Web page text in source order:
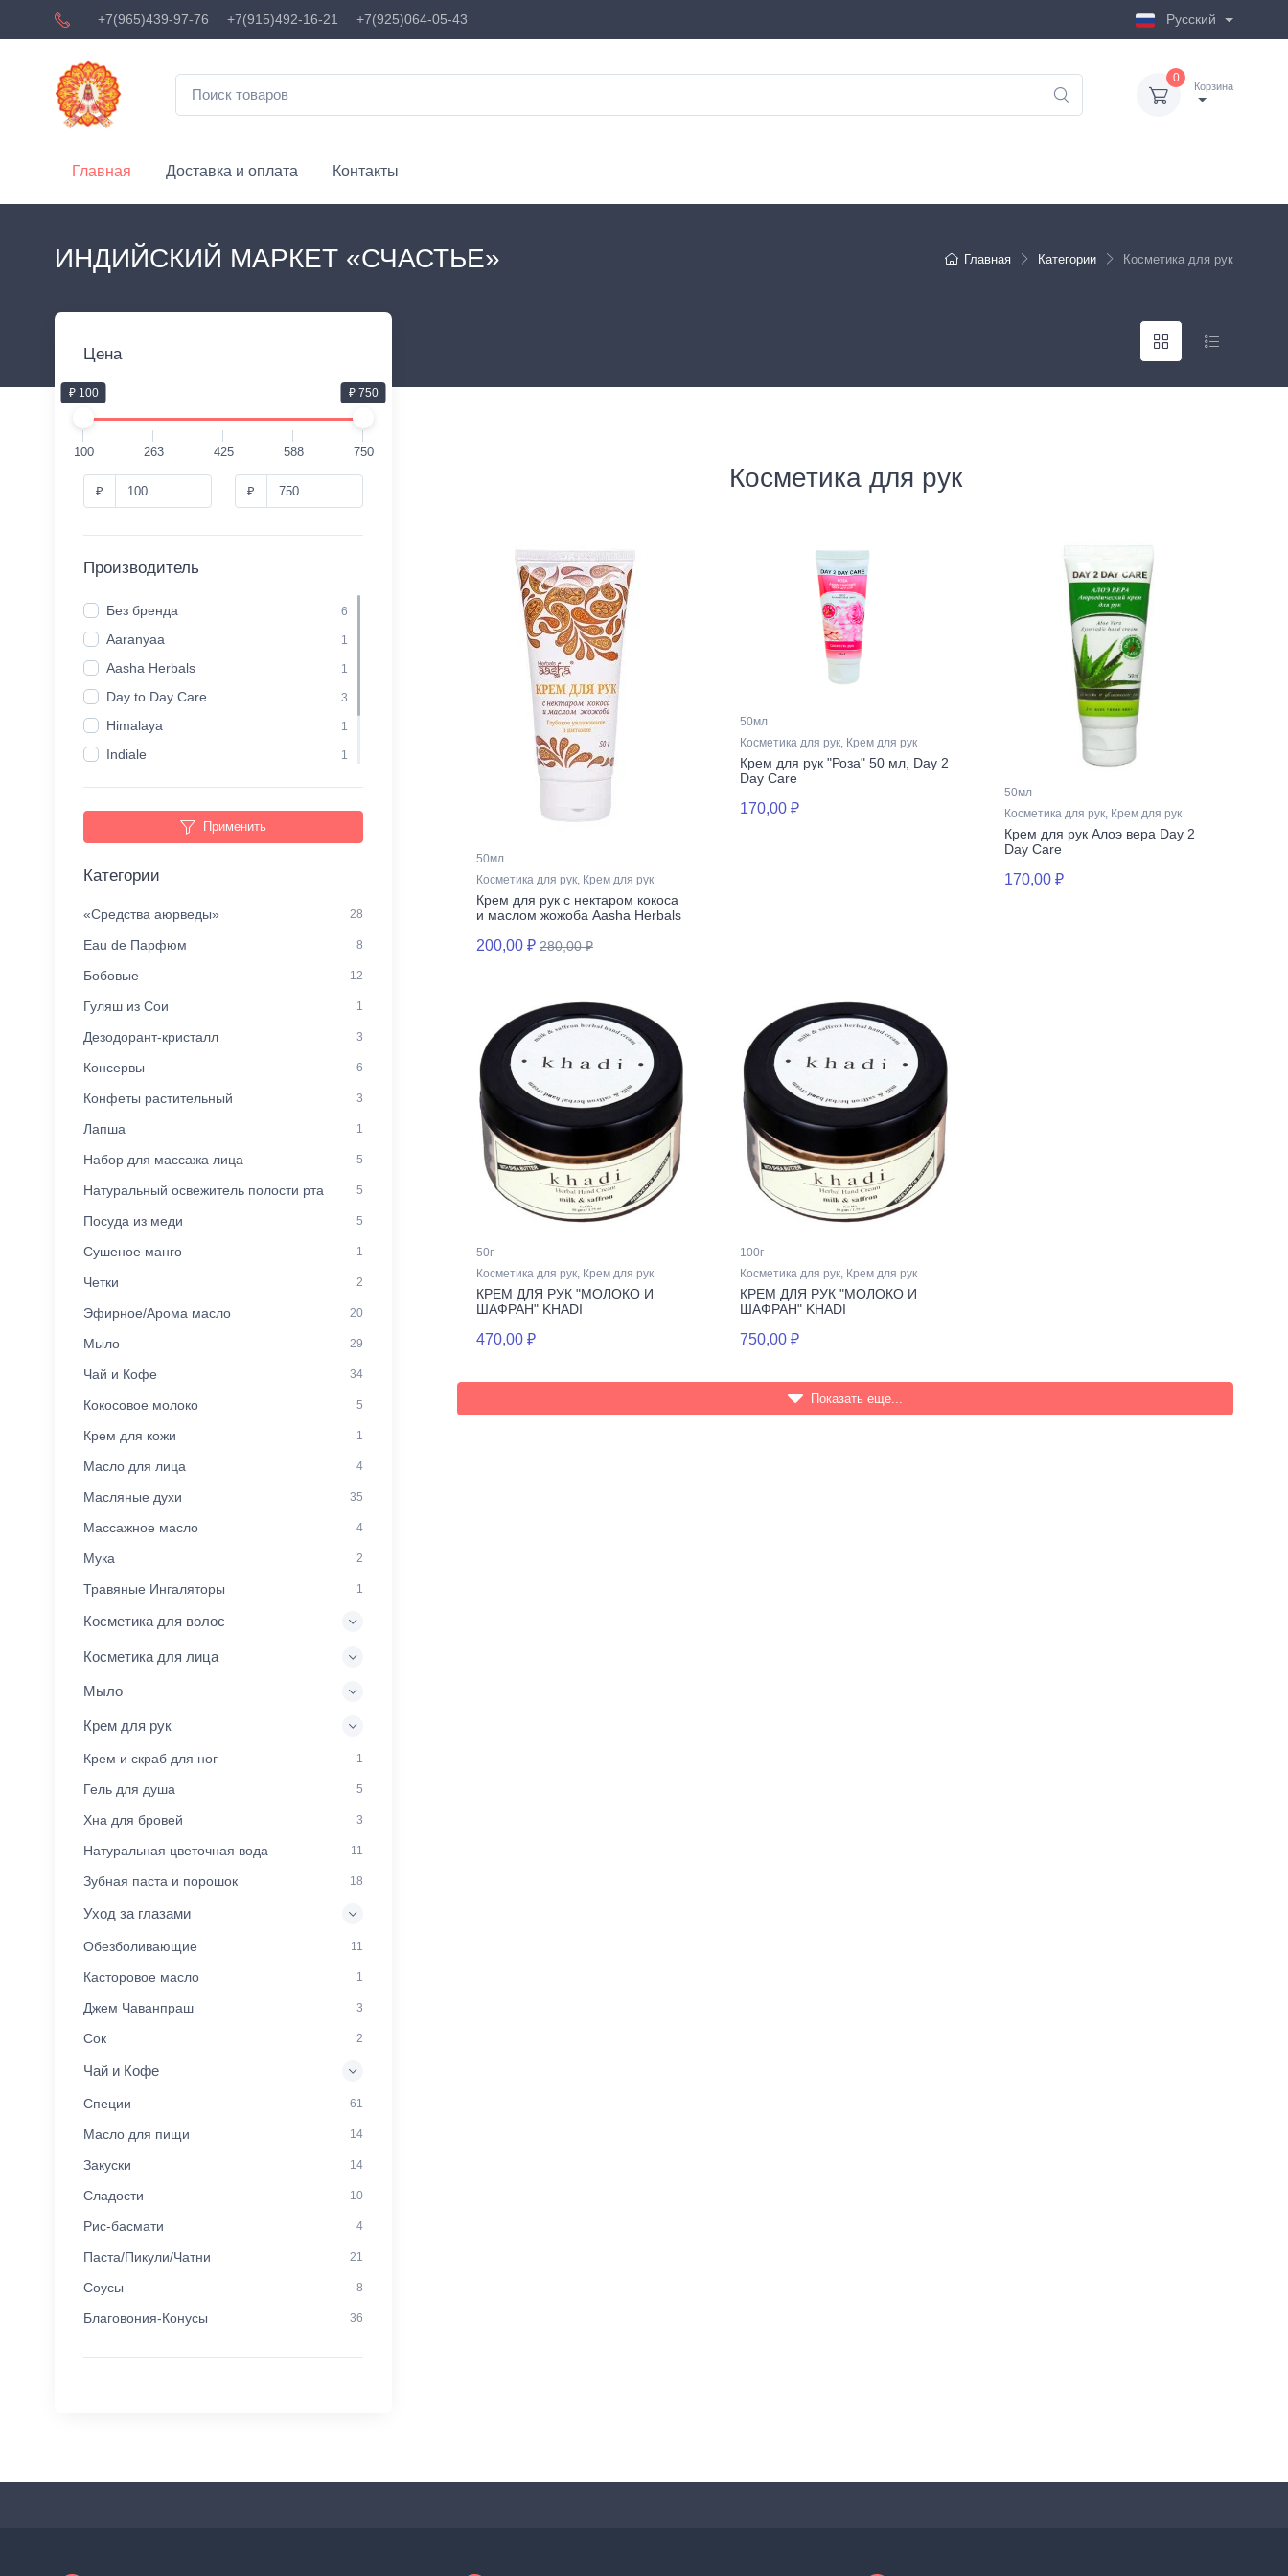
+7(965)439-97-76 +7(915)492-16-21 +7(925)064-05-43 Русский
0
Корзина
Главная Доставка и оплата Контакты
Главная Категории Косметика для рук
ИНДИЙСКИЙ МАРКЕТ «СЧАСТЬЕ»
Цена
₽ 100 ₽ 750
100 263 425 588 750
₽ ₽
Производитель
Без бренда 6
Aaranyaa 1
Aasha Herbals 1
Day to Day Care 3
Himalaya 1
Indiale 1
Vasu 1
Применить
Категории
«Средства аюрведы» 28
Eau de Парфюм 8
Бобовые 12
Гуляш из Сои 1
Дезодорант-кристалл 3
Консервы 6
Конфеты растительный 3
Лапша 1
Набор для массажа лица 5
Натуральный освежитель полости рта 5
Посуда из меди 5
Сушеное манго 1
Четки 2
Эфирное/Арома масло 20
Мыло 29
Чай и Кофе 34
Кокосовое молоко 5
Крем для кожи 1
Масло для лица 4
Масляные духи 35
Массажное масло 4
Мука 2
Травяные Ингаляторы 1
Косметика для волос
Косметика для лица
Мыло
Крем для рук
Крем и скраб для ног 1
Гель для душа 5
Хна для бровей 3
Натуральная цветочная вода 11
Зубная паста и порошок 18
Уход за глазами
Обезболивающие 11
Касторовое масло 1
Джем Чаванпраш 3
Сок 2
Чай и Кофе
Специи 61
Масло для пищи 14
Закуски 14
Сладости 10
Рис-басмати 4
Паста/Пикули/Чатни 21
Соусы 8
Благовония-Конусы 36
Косметика для рук
50мл
Косметика для рук, Крем для рук
Крем для рук с нектаром кокоса
и маслом жожоба Aasha Herbals
200,00 ₽ 280,00 ₽
50мл
Косметика для рук, Крем для рук
Крем для рук "Роза" 50 мл, Day 2
Day Care
170,00 ₽
50мл
Косметика для рук, Крем для рук
Крем для рук Алоэ вера Day 2
Day Care
170,00 ₽
50г
Косметика для рук, Крем для рук
КРЕМ ДЛЯ РУК "МОЛОКО И
ШАФРАН" KHADI
470,00 ₽
100г
Косметика для рук, Крем для рук
КРЕМ ДЛЯ РУК "МОЛОКО И
ШАФРАН" KHADI
750,00 ₽
Показать еще...